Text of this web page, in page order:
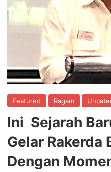
Featured Ragam
Ini Sejarah
Gelar Rakerda
Dengan